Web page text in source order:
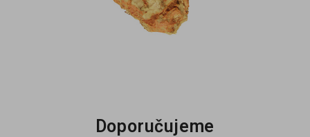
Doporučujeme